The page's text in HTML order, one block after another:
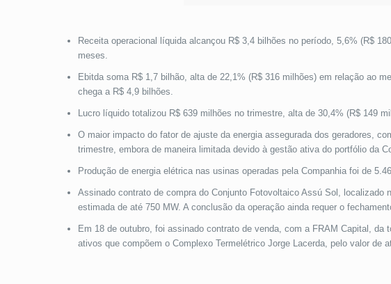
Receita operacional líquida alcançou R$ 3,4 bilhões no período, 5,6% (R$
meses.
Ebitda soma R$ 1,7 bilhão, alta de 22,1% (R$ 316 milhões) em relação ao
chega a R$ 4,9 bilhões.
Lucro líquido totalizou R$ 639 milhões no trimestre, alta de 30,4% (R$ 149
O maior impacto do fator de ajuste da energia assegurada dos geradores,
trimestre, embora de maneira limitada devido à gestão ativa do portfólio da
Produção de energia elétrica nas usinas operadas pela Companhia foi de
Assinado contrato de compra do Conjunto Fotovoltaico Assú Sol,
estimada de até 750 MW. A conclusão da operação ainda requer o
Em 18 de outubro, foi assinado contrato de venda, com a FRAM Capital,
ativos que compõem o Complexo Termelétrico Jorge Lacerda, pelo valor de